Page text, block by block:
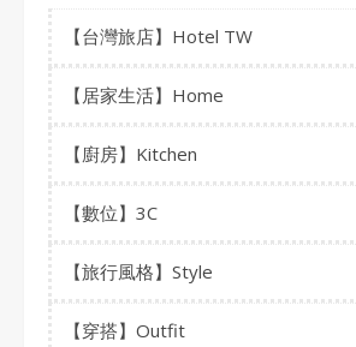
【台灣旅店】Hotel TW
【居家生活】Home
【廚房】Kitchen
【數位】3C
【旅行風格】Style
【穿搭】Outfit